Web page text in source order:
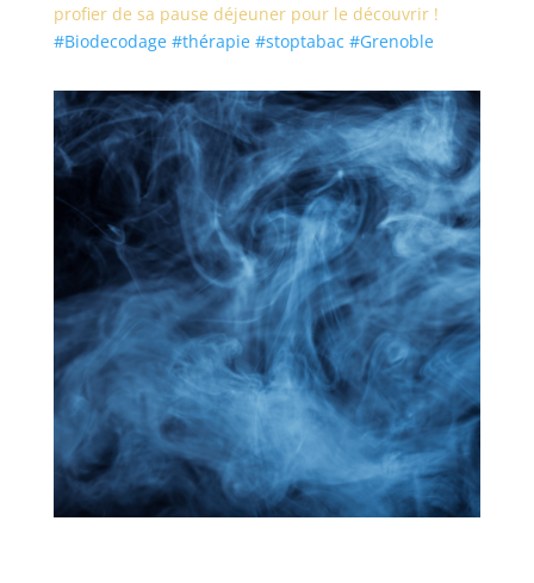
profier de sa pause déjeuner pour le découvrir !
#Biodecodage #thérapie #stoptabac #Grenoble